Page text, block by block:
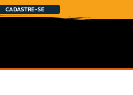
CADASTRE-SE